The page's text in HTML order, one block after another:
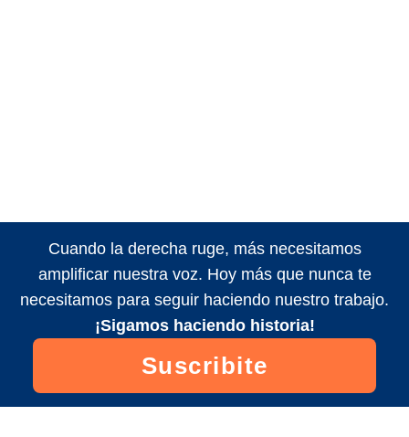
Cuando la derecha ruge, más necesitamos
amplificar nuestra voz. Hoy más que nunca te
necesitamos para seguir haciendo nuestro trabajo.
¡Sigamos haciendo historia!
Suscribite